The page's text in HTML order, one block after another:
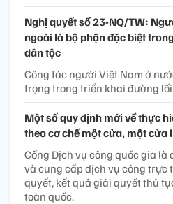
Nghị quyết số 23-NQ/TW:
ngoài là bộ phận đặc biệt
dân tộc
Công tác người Việt Nam ở
trọng trong triển khai đường
Một số quy định mới về thực
theo cơ chế một cửa, một cửa
Cổng Dịch vụ công quốc gia
và cung cấp dịch vụ công trực
quyết, kết quả giải quyết thủ
toàn quốc.